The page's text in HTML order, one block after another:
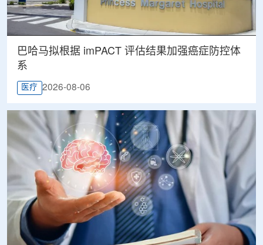
巴哈马拟根据 imPACT 评估结果加强癌症防控体
系
医疗 2026-08-06